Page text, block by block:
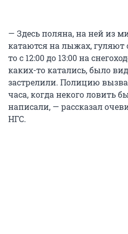
— Здесь поляна, на ней из
катаются на лыжах, гуляют
то с 12:00 до 13:00 на
каких-то катались, было
застрелили. Полицию
часа, когда некого ловить
написали, — рассказал
НГС.